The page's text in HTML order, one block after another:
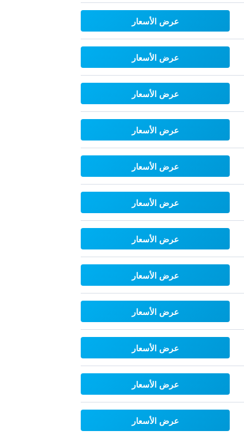
عرض الأسعار
عرض الأسعار
عرض الأسعار
عرض الأسعار
عرض الأسعار
عرض الأسعار
عرض الأسعار
عرض الأسعار
عرض الأسعار
عرض الأسعار
عرض الأسعار
عرض الأسعار